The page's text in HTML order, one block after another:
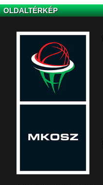
OLDALTÉRKÉP